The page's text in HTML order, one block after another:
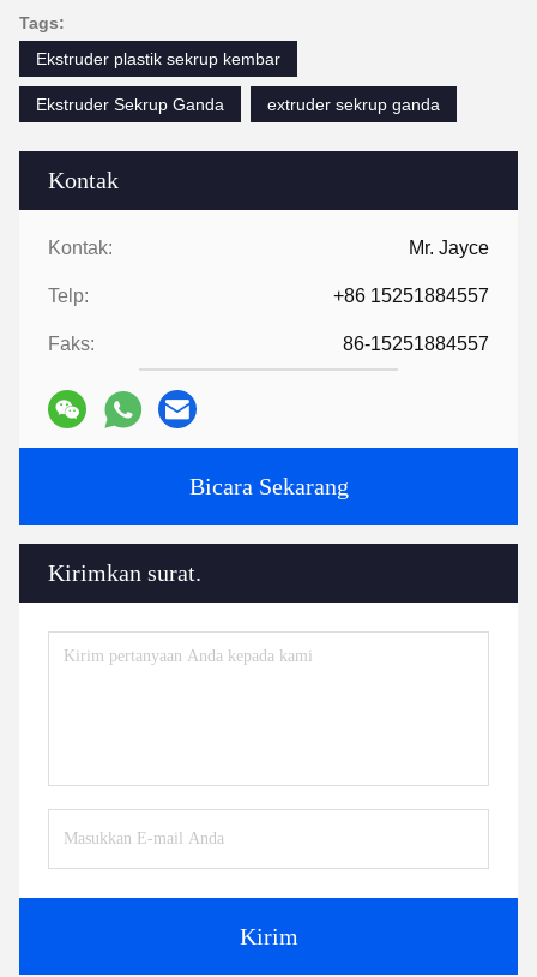
Kontak
Kontak: Mr. Jayce
Telp: +86 15251884557
Faks: 86-15251884557
Bicara Sekarang
Kirimkan surat.
Kirim
Tags:
Ekstruder plastik sekrup kembar
Ekstruder Sekrup Ganda extruder sekrup ganda